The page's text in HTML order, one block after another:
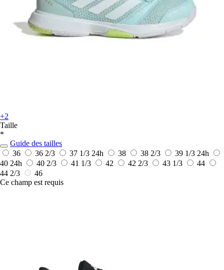
+2
Taille
*
Guide des tailles
36
36 2/3 37 1/3 24h 38 38 2/3 39 1/3 24h
40 24h 40 2/3 41 1/3 42 42 2/3 43 1/3
44
44 2/3
46
Ce champ est requis